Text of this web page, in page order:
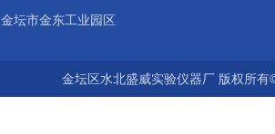
金坛市金东工业园区
金坛区水北盛威实验仪器厂 版权所